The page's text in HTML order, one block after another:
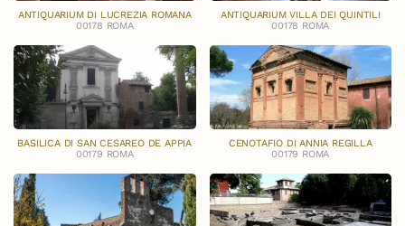
ANTIQUARIUM DI LUCREZIA ROMANA
00178 ROMA
ANTIQUARIUM VILLA DEI QUINTILI
00178 ROMA
BASILICA DI SAN CESAREO DE APPIA
00179 ROMA
CENOTAFIO DI ANNIA REGILLA
00179 ROMA